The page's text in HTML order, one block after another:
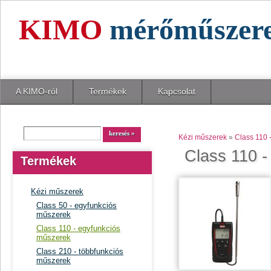
KIMO
A KIMO-ról Termékek Kapcsolat
Termékek
Kézi műszerek
Class 50 - egyfunkciós
műszerek
Class 110 - egyfunkciós
műszerek
Class 210 - többfunkciós
műszerek
Class 110
Kézi műszerek» Class 110